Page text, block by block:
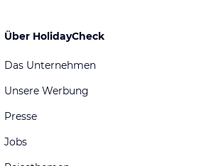
Über HolidayCheck
Das Unternehmen
Unsere Werbung
Presse
Jobs